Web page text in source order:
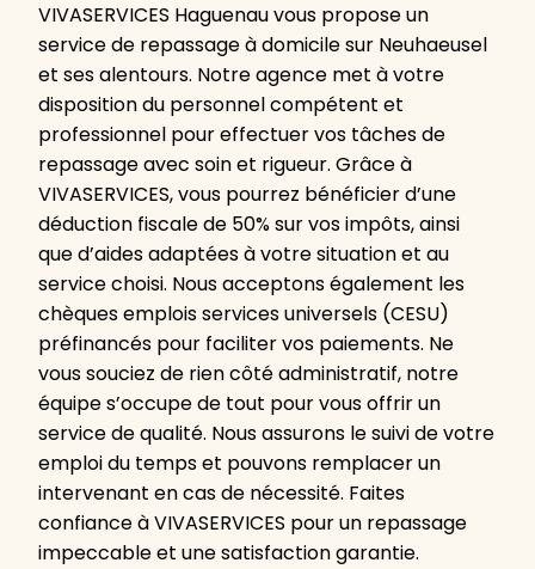
VIVASERVICES Haguenau vous propose un
service de repassage à domicile sur Neuhaeusel
et ses alentours. Notre agence met à votre
disposition du personnel compétent et
professionnel pour effectuer vos tâches de
repassage avec soin et rigueur. Grâce à
VIVASERVICES, vous pourrez bénéficier d’une
déduction fiscale de 50% sur vos impôts, ainsi
que d’aides adaptées à votre situation et au
service choisi. Nous acceptons également les
chèques emplois services universels (CESU)
préfinancés pour faciliter vos paiements. Ne
vous souciez de rien côté administratif, notre
équipe s’occupe de tout pour vous offrir un
service de qualité. Nous assurons le suivi de votre
emploi du temps et pouvons remplacer un
intervenant en cas de nécessité. Faites
confiance à VIVASERVICES pour un repassage
impeccable et une satisfaction garantie.